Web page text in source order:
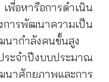
อหารือการดำเนิน
การพัฒนาความเป็น
ากำลังคนขั้นสูง
ะจำปีงบบประมาณ
าศักยภาพและการ